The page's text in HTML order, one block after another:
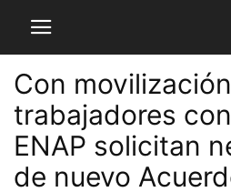
Con movilización
trabajadores
ENAP solicitan
de nuevo